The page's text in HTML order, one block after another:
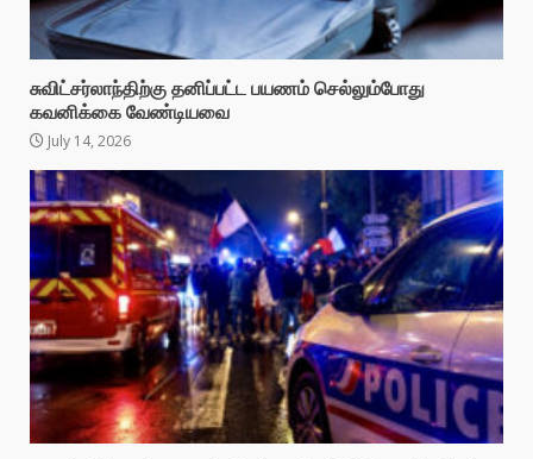
சுவிட்சர்லாந்திற்கு தனிப்பட்ட பயணம் செல்லும்போது
கவனிக்கை வேண்டியவை
July 14, 2026